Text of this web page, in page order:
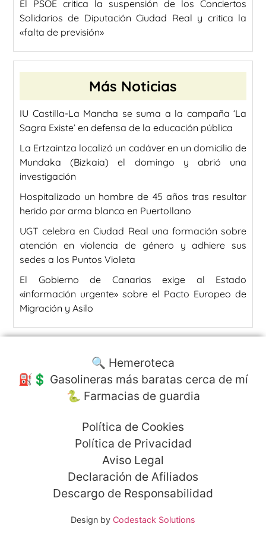
El PSOE critica la suspensión de los Conciertos
Solidarios de Diputación Ciudad Real y critica la
«falta de previsión»
Más Noticias
IU Castilla-La Mancha se suma a la campaña ‘La
Sagra Existe’ en defensa de la educación pública
La Ertzaintza localizó un cadáver en un domicilio de
Mundaka (Bizkaia) el domingo y abrió una
investigación
Hospitalizado un hombre de 45 años tras resultar
herido por arma blanca en Puertollano
UGT celebra en Ciudad Real una formación sobre
atención en violencia de género y adhiere sus
sedes a los Puntos Violeta
El Gobierno de Canarias exige al Estado
«información urgente» sobre el Pacto Europeo de
Migración y Asilo
🔍 Hemeroteca
⛽️💲 Gasolineras más baratas cerca de mí
🐍 Farmacias de guardia
Política de Cookies
Política de Privacidad
Aviso Legal
Declaración de Afiliados
Descargo de Responsabilidad
Design by Codestack Solutions